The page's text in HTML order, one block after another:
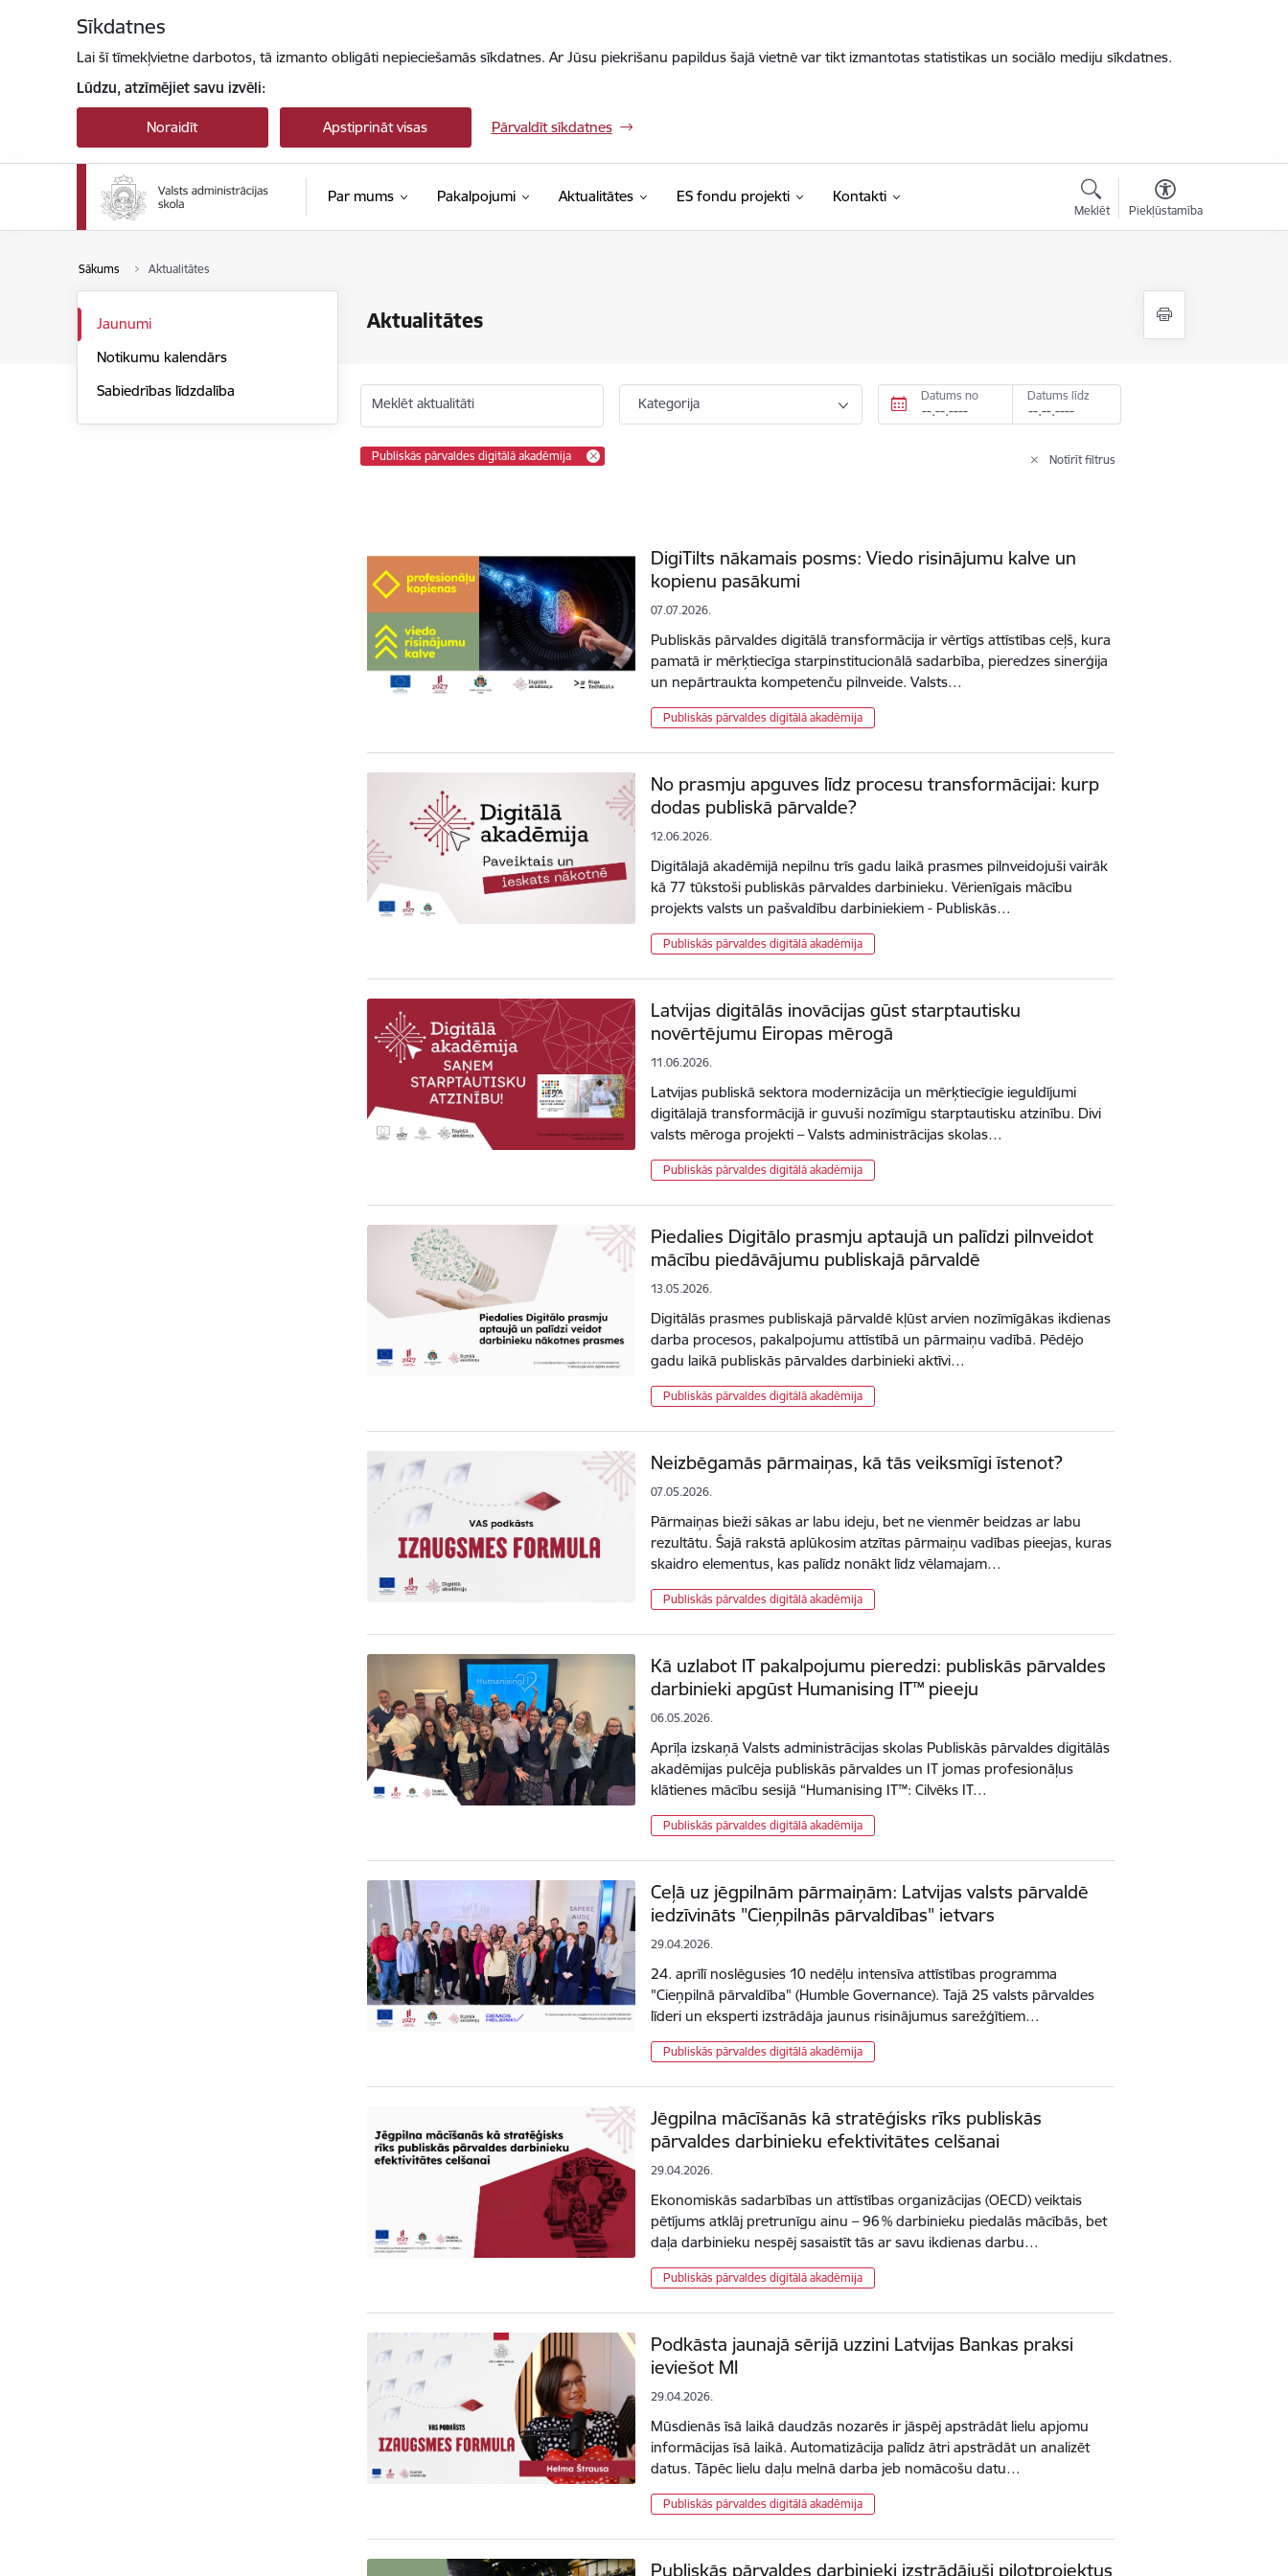
Sīkdatnes
Lai šī tīmekļvietne darbotos, tā izmanto obligāti nepieciešamās sīkdatnes. Ar Jūsu piekrišanu papildus šajā vietnē var tikt izmantotas statistikas un sociālo mediju sīkdatnes.
Lūdzu, atzīmējiet savu izvēli:
Noraidīt Apstiprināt visas Pārvaldīt sīkdatnes
Par mums Pakalpojumi Aktualitātes ES fondu projekti Kontakti
Meklēt Piekļūstamība
Sākums Aktualitātes
Aktualitātes
Jaunumi
Notikumu kalendārs
Sabiedrības līdzdalība
Meklēt aktualitāti Kategorija Datums no Datums līdz
Publiskās pārvaldes digitālā akadēmija Notīrīt filtrus
DigiTilts nākamais posms: Viedo risinājumu kalve un
kopienu pasākumi
07.07.2026.
Publiskās pārvaldes digitālā transformācija ir vērtīgs attīstības ceļš, kura
pamatā ir mērķtiecīga starpinstitucionālā sadarbība, pieredzes sinerģija
un nepārtraukta kompetenču pilnveide. Valsts…
Publiskās pārvaldes digitālā akadēmija
No prasmju apguves līdz procesu transformācijai: kurp
dodas publiskā pārvalde?
12.06.2026.
Digitālajā akadēmijā nepilnu trīs gadu laikā prasmes pilnveidojuši vairāk
kā 77 tūkstoši publiskās pārvaldes darbinieku. Vērienīgais mācību
projekts valsts un pašvaldību darbiniekiem - Publiskās…
Publiskās pārvaldes digitālā akadēmija
Latvijas digitālās inovācijas gūst starptautisku
novērtējumu Eiropas mērogā
11.06.2026.
Latvijas publiskā sektora modernizācija un mērķtiecīgie ieguldījumi
digitālajā transformācijā ir guvuši nozīmīgu starptautisku atzinību. Divi
valsts mēroga projekti – Valsts administrācijas skolas…
Publiskās pārvaldes digitālā akadēmija
Piedalies Digitālo prasmju aptaujā un palīdzi pilnveidot
mācību piedāvājumu publiskajā pārvaldē
13.05.2026.
Digitālās prasmes publiskajā pārvaldē kļūst arvien nozīmīgākas ikdienas
darba procesos, pakalpojumu attīstībā un pārmaiņu vadībā. Pēdējo
gadu laikā publiskās pārvaldes darbinieki aktīvi…
Publiskās pārvaldes digitālā akadēmija
Neizbēgamās pārmaiņas, kā tās veiksmīgi īstenot?
07.05.2026.
Pārmaiņas bieži sākas ar labu ideju, bet ne vienmēr beidzas ar labu
rezultātu. Šajā rakstā aplūkosim atzītas pārmaiņu vadības pieejas, kuras
skaidro elementus, kas palīdz nonākt līdz vēlamajam…
Publiskās pārvaldes digitālā akadēmija
Kā uzlabot IT pakalpojumu pieredzi: publiskās pārvaldes
darbinieki apgūst Humanising IT™ pieeju
06.05.2026.
Aprīļa izskaņā Valsts administrācijas skolas Publiskās pārvaldes digitālās
akadēmijas pulcēja publiskās pārvaldes un IT jomas profesionāļus
klātienes mācību sesijā “Humanising IT™: Cilvēks IT…
Publiskās pārvaldes digitālā akadēmija
Ceļā uz jēgpilnām pārmaiņām: Latvijas valsts pārvaldē
iedzīvināts "Cieņpilnās pārvaldības" ietvars
29.04.2026.
24. aprīlī noslēgusies 10 nedēļu intensīva attīstības programma
"Cieņpilnā pārvaldība" (Humble Governance). Tajā 25 valsts pārvaldes
līderi un eksperti izstrādāja jaunus risinājumus sarežģītiem…
Publiskās pārvaldes digitālā akadēmija
Jēgpilna mācīšanās kā stratēģisks rīks publiskās
pārvaldes darbinieku efektivitātes celšanai
29.04.2026.
Ekonomiskās sadarbības un attīstības organizācijas (OECD) veiktais
pētījums atklāj pretrunīgu ainu – 96 % darbinieku piedalās mācībās, bet
daļa darbinieku nespēj sasaistīt tās ar savu ikdienas darbu…
Publiskās pārvaldes digitālā akadēmija
Podkāsta jaunajā sērijā uzzini Latvijas Bankas praksi
ieviešot MI
29.04.2026.
Mūsdienās īsā laikā daudzās nozarēs ir jāspēj apstrādāt lielu apjomu
informācijas īsā laikā. Automatizācija palīdz ātri apstrādāt un analizēt
datus. Tāpēc lielu daļu melnā darba jeb nomācošu datu…
Publiskās pārvaldes digitālā akadēmija
Publiskās pārvaldes darbinieki izstrādājuši pilotprojektus